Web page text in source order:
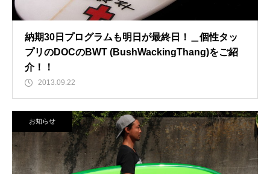
納期30日プログラムも明日が最終日！＿個性タッ
プリのDOCのBWT (BushWackingThang)をご紹
介！！
2013.09.22
お知らせ